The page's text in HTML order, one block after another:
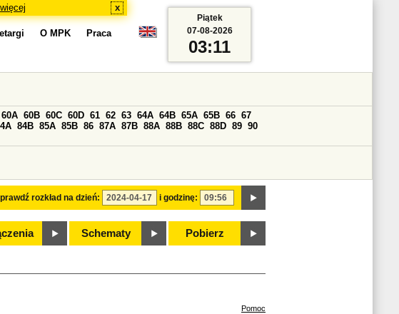
więcej x
O MPK Praca
rozkład na dzień: i godzinę:
60A 60B 60C 60D 61 62 63 64A 64B 65A 65B 66 67
84B 85A 85B 86 87A 87B 88A 88B 88C 88D 89 90
Schematy Pobierz
Piątek
07-08-2026
03:11
Pomoc